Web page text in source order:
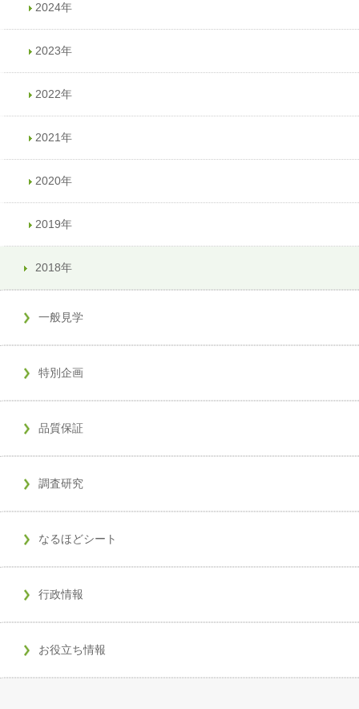
2024年
2023年
2022年
2021年
2020年
2019年
2018年
一般見学
特別企画
品質保証
調査研究
なるほどシート
行政情報
お役立ち情報